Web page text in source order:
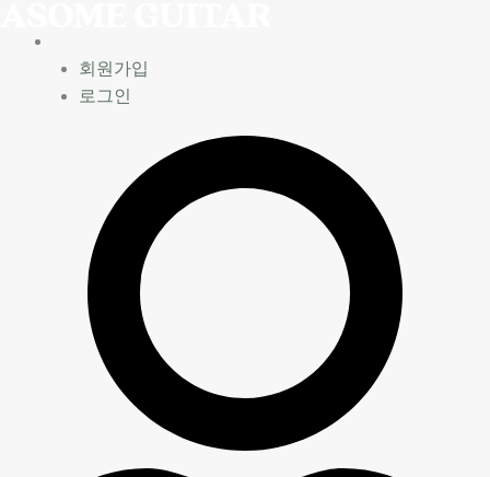
회원가입
로그인